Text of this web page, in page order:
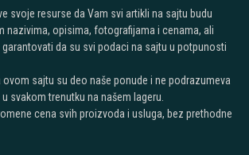
svoje resurse da Vam svi artikli na sajtu budu
nazivima, opisima, fotografijama i cenama, ali
da su svi podaci na sajtu u potpunosti
ovom sajtu su deo naše ponude i ne podrazumeva
svakom trenutku na našem lageru.
cena svih proizvoda i usluga, bez prethodne